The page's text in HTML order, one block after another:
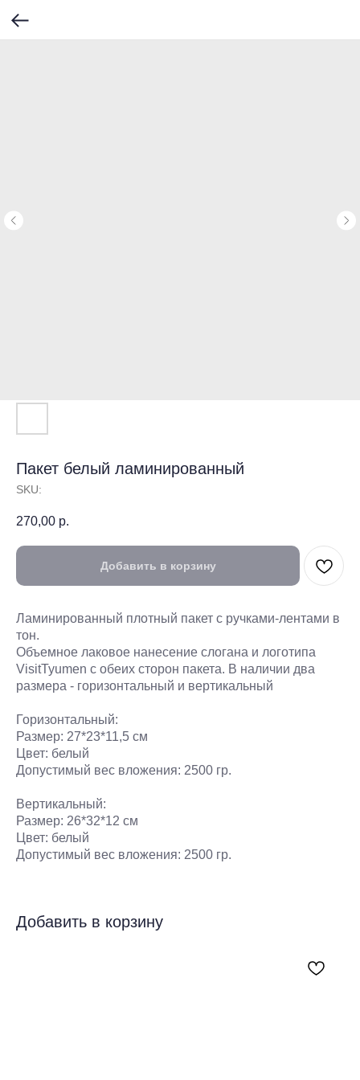
Пакет белый ламинированный
SKU:
270,00 р.
Добавить в корзину
Ламинированный плотный пакет с ручками-лентами в
тон.
Объемное лаковое нанесение слогана и логотипа
VisitTyumen c обеих сторон пакета. В наличии два
размера - горизонтальный и вертикальный
Горизонтальный:
Размер: 27*23*11,5 см
Цвет: белый
Допустимый вес вложения: 2500 гр.
Вертикальный:
Размер: 26*32*12 см
Цвет: белый
Допустимый вес вложения: 2500 гр.
Добавить в корзину